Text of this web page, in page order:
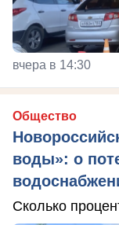
вчера в 14:30
Общество
воды»: о
Сколько